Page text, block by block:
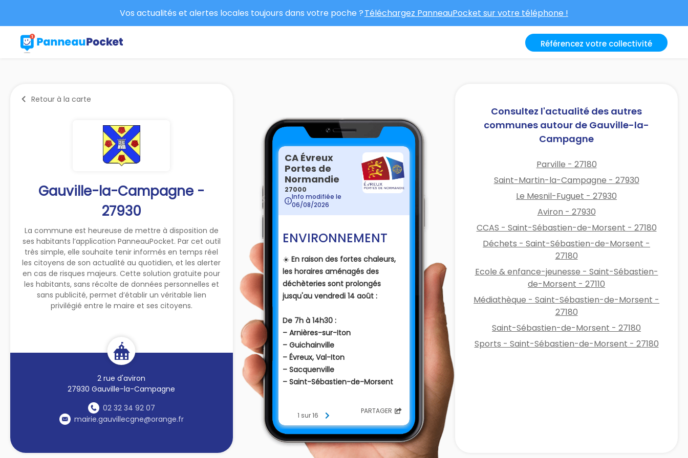
Vos actualités et alertes locales toujours dans votre poche ?Téléchargez PanneauPocket sur votre téléphone !
Référencez votre collectivité
Retour à la carte
Gauville-la-Campagne -
27930
La commune est heureuse de mettre à disposition de
ses habitants l’application PanneauPocket. Par cet outil
très simple, elle souhaite tenir informés en temps réel
les citoyens de son actualité au quotidien, et les alerter
en cas de risques majeurs. Cette solution gratuite pour
les habitants, sans récolte de données personnelles et
sans publicité, permet d’établir un véritable lien
privilégié entre le maire et ses citoyens.
2 rue d'aviron
27930 Gauville-la-Campagne
02 32 34 92 07
mairie.gauvillecgne@orange.fr
CA Évreux
Portes de
Normandie
27000
Info modifiée le
06/08/2026
ENVIRONNEMENT
☀️ En raison des fortes chaleurs,
les horaires aménagés des
déchèteries sont prolongés
jusqu'au vendredi 14 août :
De 7h à 14h30 :
– Arnières-sur-Iton
– Guichainville
– Évreux, Val-Iton
– Sacquenville
– Saint-Sébastien-de-Morsent
– Saint-André-de-l’Eure
(ouverture le mardi 11 août de 8h
à 12h).
1 sur 16 PARTAGER
Consultez l'actualité des autres
communes autour de Gauville-la-
Campagne
Parville - 27180
Saint-Martin-la-Campagne - 27930
Le Mesnil-Fuguet - 27930
Aviron - 27930
CCAS - Saint-Sébastien-de-Morsent - 27180
Déchets - Saint-Sébastien-de-Morsent -
27180
Ecole & enfance-jeunesse - Saint-Sébastien-
de-Morsent - 27110
Médiathèque - Saint-Sébastien-de-Morsent -
27180
Saint-Sébastien-de-Morsent - 27180
Sports - Saint-Sébastien-de-Morsent - 27180